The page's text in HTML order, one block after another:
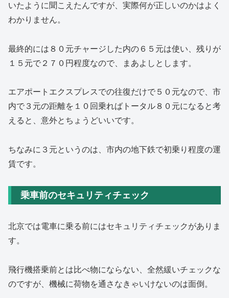
いたように聞こえたんですが、実際何が正しいのかはよく
わかりません。
最終的には８０元チャージした内の６５元は使い、残りが
１５元で２７０円程度なので、まあよしとします。
エアポートエクスプレスでの往復だけで５０元なので、市
内で３元の距離を１０回乗ればトータル８０元になると考
えると、意外とちょうどいいです。
ちなみに３元というのは、市内の地下鉄で初乗り程度の運
賃です。
乗車前のセキュリティチェック
北京では電車に乗る前にはセキュリティチェックがありま
す。
飛行機搭乗前とは比べ物にならない、全然緩いチェックな
のですが、機械に荷物を通さなきゃいけないのは面倒。